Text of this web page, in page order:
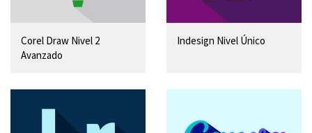
Corel Draw Nivel 2
Avanzado
Indesign Nivel Único